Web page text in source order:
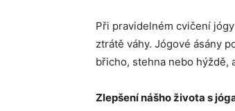
Při pravidelném cvičení
ztrátě váhy. Jógové ásány
břicho, stehna nebo hýždě,
Zlepšení nášho života s